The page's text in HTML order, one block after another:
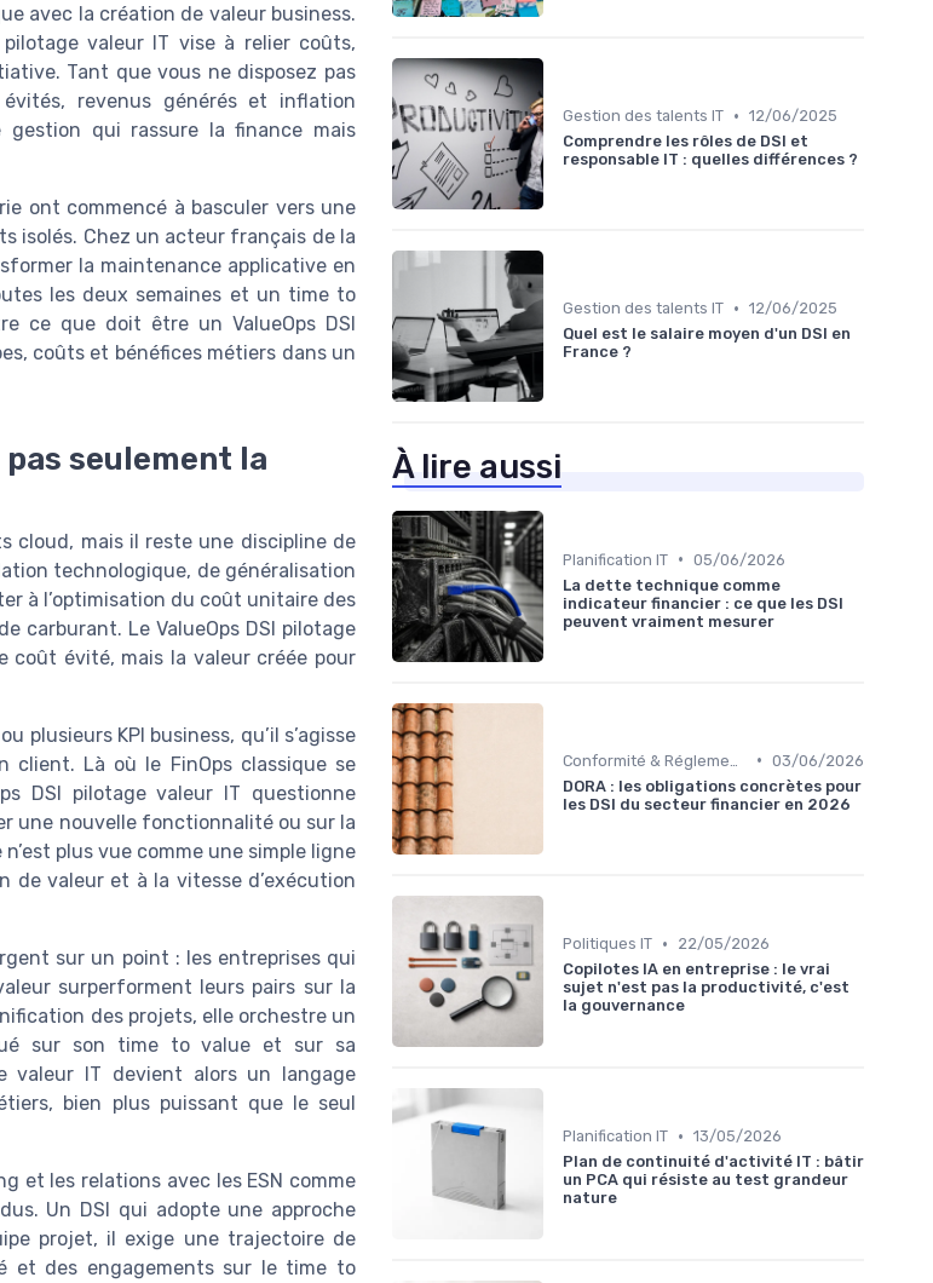
avec la création de valeur business.
valeur IT vise à relier coûts,
Tant que vous ne disposez pas
revenus générés et inflation
gestion qui rassure la finance mais
ont commencé à basculer vers une
isolés. Chez un acteur français de la
la maintenance applicative en
les deux semaines et un time to
ce que doit être un ValueOps DSI
coûts et bénéfices métiers dans un
pas seulement la
cloud, mais il reste une discipline de
technologique, de généralisation
à l’optimisation du coût unitaire des
carburant. Le ValueOps DSI pilotage
coût évité, mais la valeur créée pour
plusieurs KPI business, qu’il s’agisse
Là où le FinOps classique se
DSI pilotage valeur IT questionne
une nouvelle fonctionnalité ou sur la
plus vue comme une simple ligne
de valeur et à la vitesse d’exécution
sur un point : les entreprises qui
surperforment leurs pairs sur la
des projets, elle orchestre un
sur son time to value et sur sa
valeur IT devient alors un langage
bien plus puissant que le seul
et les relations avec les ESN comme
Un DSI qui adopte une approche
projet, il exige une trajectoire de
et des engagements sur le time to
Gestion des talents IT • 12/06/2025
Comprendre les rôles de DSI et
responsable IT : quelles différences ?
Gestion des talents IT • 12/06/2025
Quel est le salaire moyen d'un DSI en
France ?
À lire aussi
Planification IT • 05/06/2026
La dette technique comme
indicateur financier : ce que les DSI
peuvent vraiment mesurer
• 03/06/2026
DORA : les obligations concrètes pour
les DSI du secteur financier en 2026
Politiques IT •
22/05/2026
Copilotes IA en entreprise : le vrai
sujet n'est pas la productivité, c'est
la gouvernance
Planification IT • 13/05/2026
Plan de continuité d'activité IT : bâtir
un PCA qui résiste au test grandeur
nature